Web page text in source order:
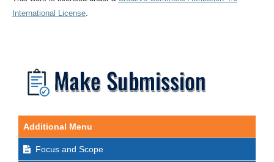
International License.
Additional Menu
Focus and Scope